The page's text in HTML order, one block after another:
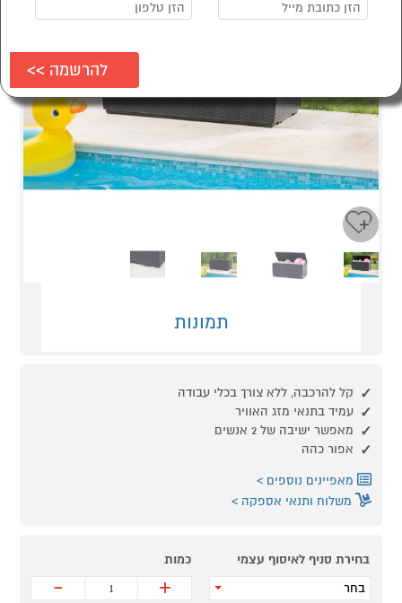
תמונות
קל להרכבה, ללא צורך בכלי עבודה
עמיד בתנאי מזג האוויר
מאפשר ישיבה של 2 אנשים
אפור כהה
מאפיינים נוספים
משלוח ותנאי אספקה
בחירת סניף לאיסוף עצמי
בחר
כמות
+
-